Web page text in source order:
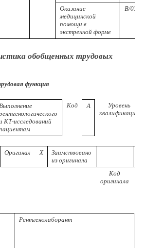
Оказание
медицинской
помощи в
экстренной форме
B/03.5
обобщенных трудовых
функция
КТ-исследований
Код A
Уровень
квалификации
Оригинал X
Заимствовано
из оригинала
Код
оригинала
Рентгенолаборант